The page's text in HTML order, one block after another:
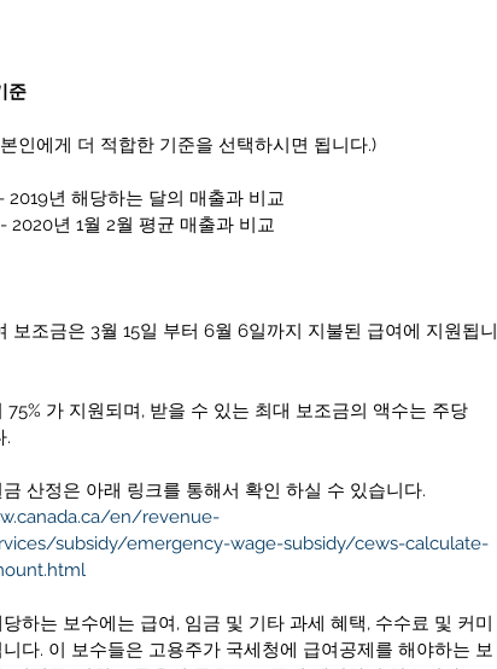
준
인에게 더 적합한 기준을 선택하시면 됩니다.)
2019년 해당하는 달의 매출과 비교
2020년 1월 2월 평균 매출과 비교
보조금은 3월 15일 부터 6월 6일까지 지불된 급여에 지원됩니
75% 가 지원되며, 받을 수 있는 최대 보조금의 액수는 주당
.
산정은 아래 링크를 통해서 확인 하실 수 있습니다.
en/revenue-
subsidy/emergency-wage-subsidy/cews-calculate-
하는 보수에는 급여, 임금 및 기타 과세 혜택, 수수료 및 커미
다. 이 보수들은 고용주가 국세청에 급여공제를 해야하는 보